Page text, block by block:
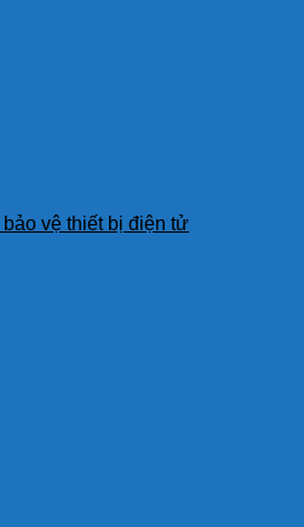
vệ thiết bị điện tử